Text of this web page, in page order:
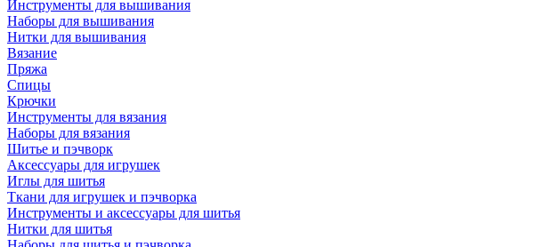
Инструменты для вышивания
Наборы для вышивания
Нитки для вышивания
Вязание
Пряжа
Спицы
Крючки
Инструменты для вязания
Наборы для вязания
Шитье и пэчворк
Аксессуары для игрушек
Иглы для шитья
Ткани для игрушек и пэчворка
Инструменты и аксессуары для шитья
Нитки для шитья